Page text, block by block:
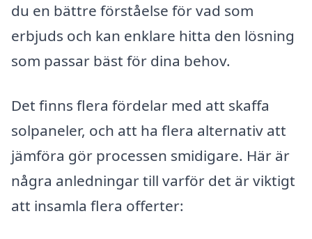
du en bättre förståelse för vad som
erbjuds och kan enklare hitta den lösning
som passar bäst för dina behov.
Det finns flera fördelar med att skaffa
solpaneler, och att ha flera alternativ att
jämföra gör processen smidigare. Här är
några anledningar till varför det är viktigt
att insamla flera offerter: